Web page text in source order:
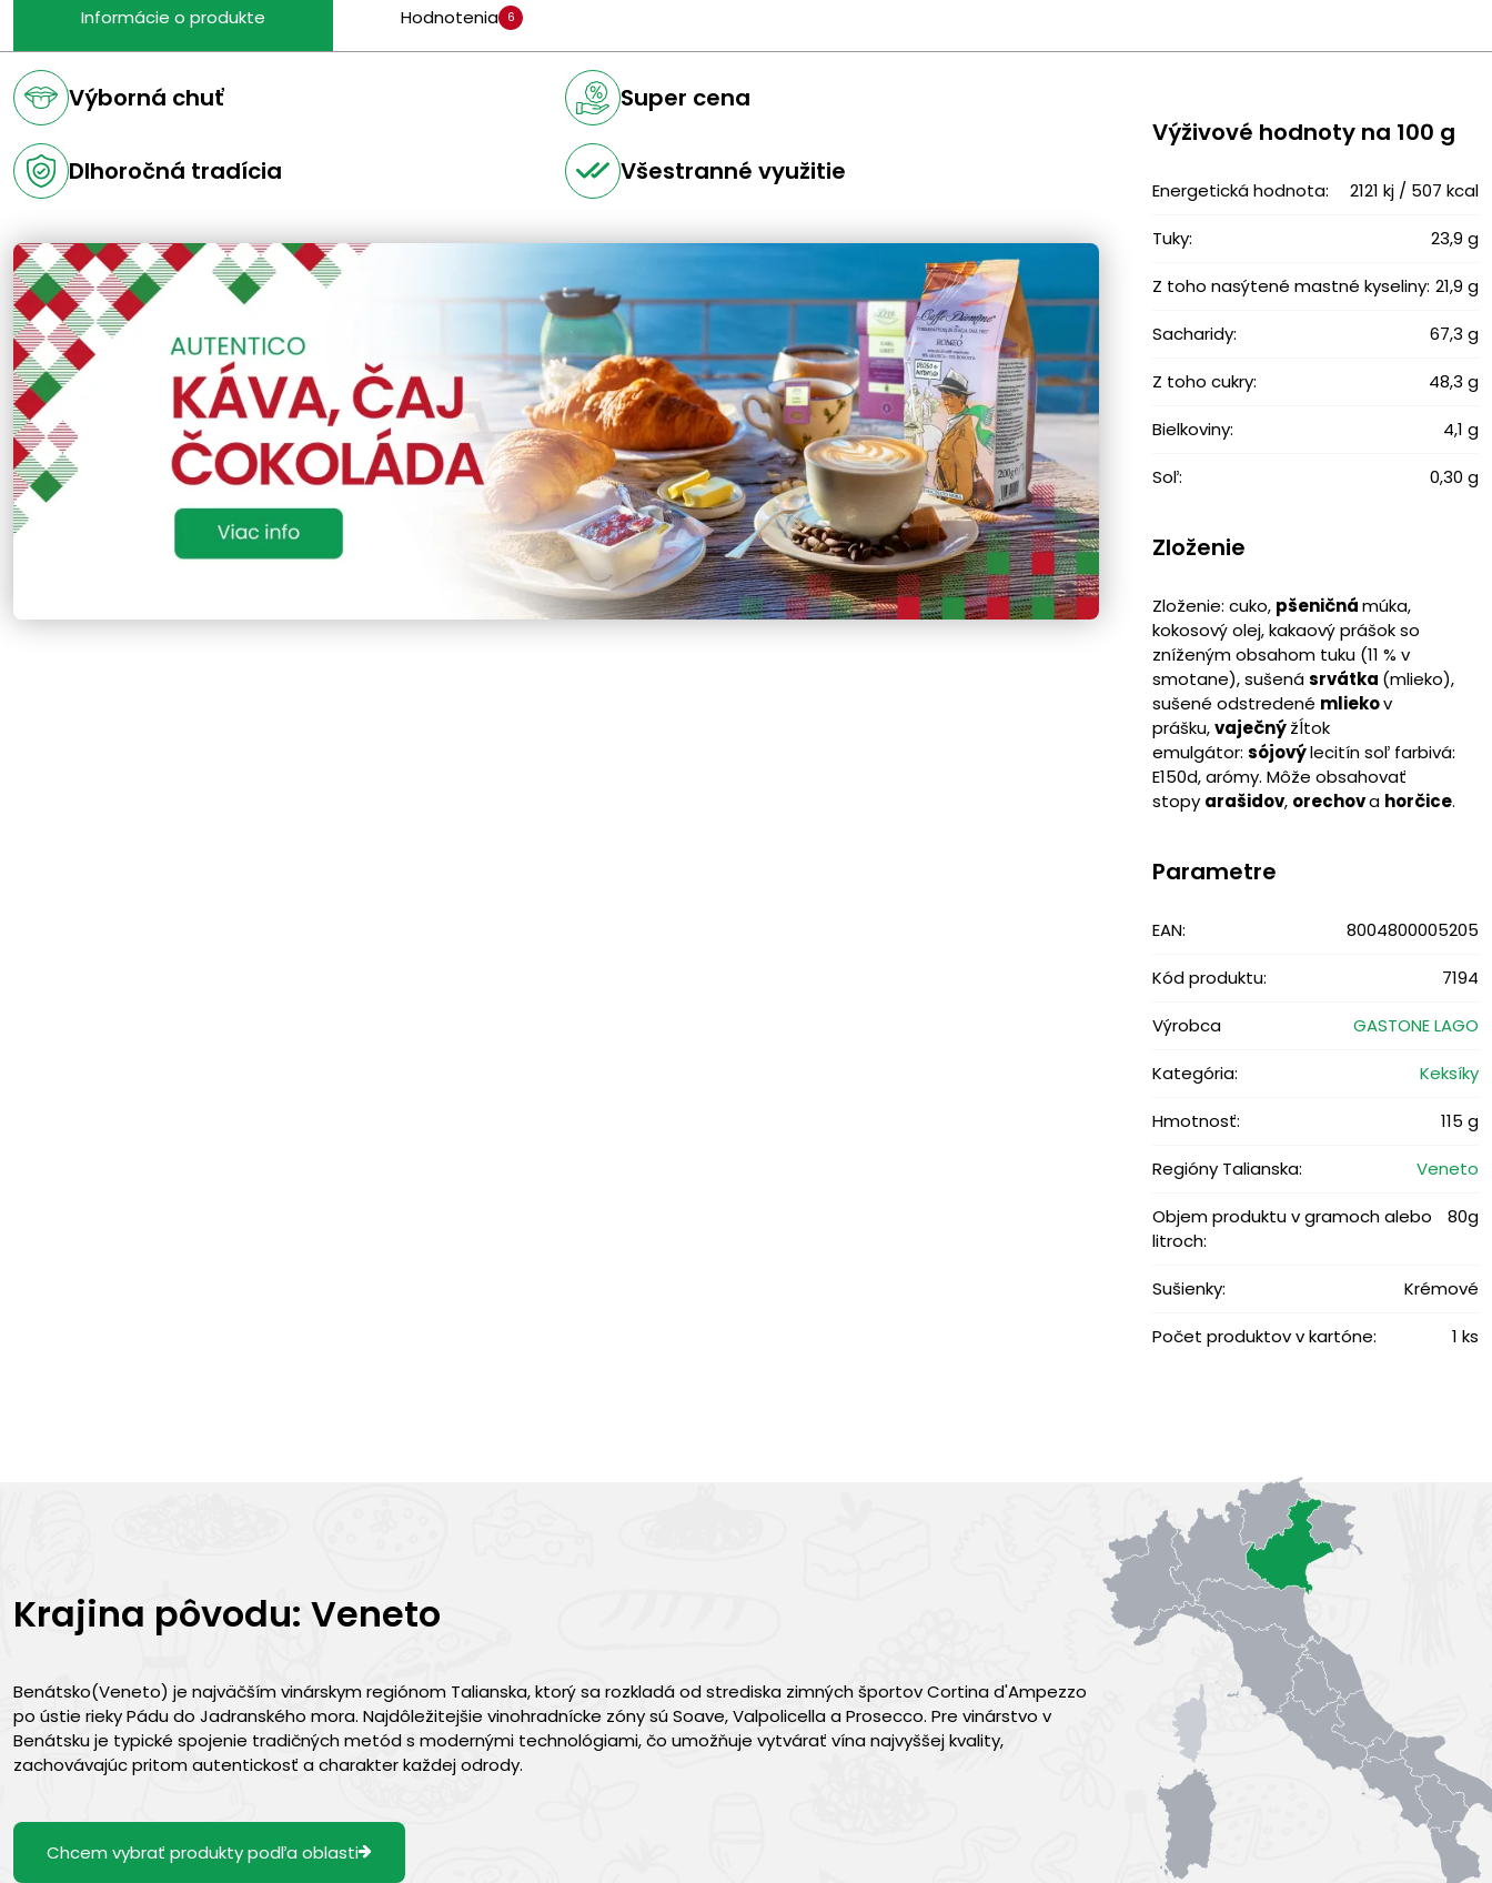
Informácie o produkte Hodnotenia 6
Výborná chuť Super cena
Dlhoročná tradícia Všestranné využitie
Výživové ​​hodnoty na 100 g
Energetická hodnota: 2121 kj / 507 kcal
Tuky: 23,9 g
Z toho nasýtené mastné kyseliny: 21,9 g
Sacharidy: 67,3 g
Z toho cukry: 48,3 g
Bielkoviny: 4,1 g
Soľ: 0,30 g
Zloženie
Zloženie: cuko, pšeničnámúka,
kokosový olej, kakaový prášok so
zníženým obsahom tuku (11 % v
smotane), sušenásrvátka (mlieko),
sušené odstredené mliekov
prášku,vaječnýžĺtok
emulgátor: sójovýlecitín soľ farbivá:
E150d, arómy. Môže obsahovať
stopy arašidov, orechova horčice.
Parametre
EAN: 8004800005205
Kód produktu: 7194
Výrobca GASTONE LAGO
Kategória: Keksíky
Hmotnosť: 115 g
Regióny Talianska: Veneto
Objem produktu v gramoch alebo
litroch:
80g
Sušienky: Krémové
Počet produktov v kartóne: 1 ks
Krajina pôvodu: Veneto
Benátsko(Veneto) je najväčším vinárskym regiónom Talianska, ktorý sa rozkladá od strediska zimných športov Cortina d'Ampezzo
po ústie rieky Pádu do Jadranského mora. Najdôležitejšie vinohradnícke zóny sú Soave, Valpolicella a Prosecco. Pre vinárstvo v
Benátsku je typické spojenie tradičných metód s modernými technológiami, čo umožňuje vytvárať vína najvyššej kvality,
zachovávajúc pritom autentickosť a charakter každej odrody.
Chcem vybrať produkty podľa oblasti